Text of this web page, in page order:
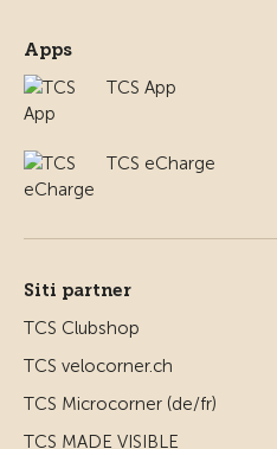
Apps
TCS App
TCS eCharge
Siti partner
TCS Clubshop
TCS velocorner.ch
TCS Microcorner (de/fr)
TCS MADE VISIBLE